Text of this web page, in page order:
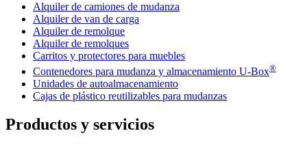
Alquiler de camiones de mudanza
Alquiler de van de carga
Alquiler de remolque
Alquiler de remolques
Carritos y protectores para muebles
Contenedores para mudanza y almacenamiento U-Box®
Unidades de autoalmacenamiento
Cajas de plástico reutilizables para mudanzas
Productos y servicios